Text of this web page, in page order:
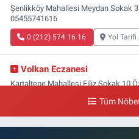
Şenlikköy Mahallesi Meydan Sokak
05455741616
0 (212) 574 16 16 Yol Tarifi
Volkan Eczanesi
Kartaltepe Mahallesi Filiz Sokak 10
Tüm